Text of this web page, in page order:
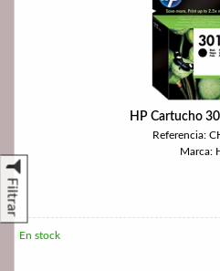
Filtrar
HP Cartucho
Referencia:
Marca:
En stock